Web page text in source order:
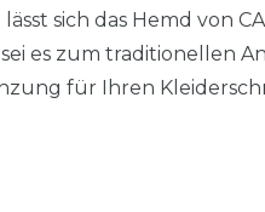
sich das Hemd von
es zum traditionellen
für Ihren